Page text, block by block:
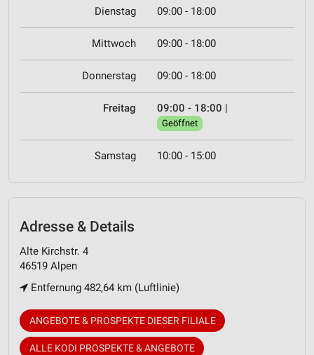
Dienstag 09:00 - 18:00
Mittwoch 09:00 - 18:00
Donnerstag 09:00 - 18:00
Freitag 09:00 - 18:00 |
Geöffnet
Samstag 10:00 - 15:00
Adresse & Details
Alte Kirchstr. 4
46519 Alpen
Entfernung 482,64 km (Luftlinie)
ANGEBOTE & PROSPEKTE DIESER FILIALE
ALLE KODI PROSPEKTE & ANGEBOTE